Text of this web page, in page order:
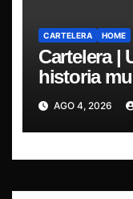
CARTELERA HOME
Cartelera |
historia
capítulo
disco
AGO 4, 2026